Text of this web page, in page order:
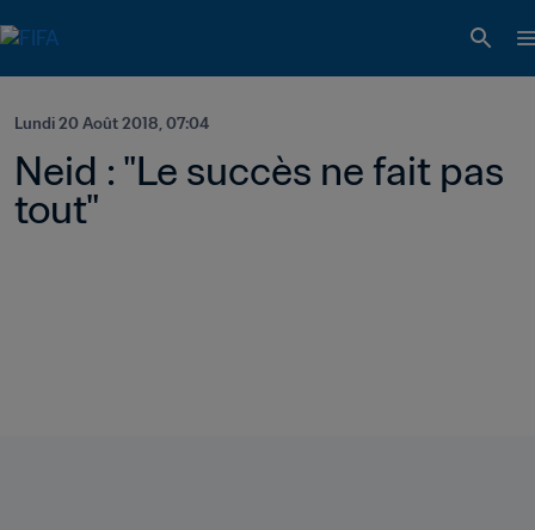
Lundi 20 Août 2018, 07:04
Neid : "Le succès ne fait pas
tout"